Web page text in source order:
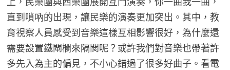
直到嗩吶的出現，讓民樂的演奏更加突出。其中，教
育視察人員感受到音樂這樣互相影響很好，為什麼還
需要設置鐵閘欄來隔閡呢？或許我們對音樂也帶著許
多先入為主的偏見，不小心錯過了很多好曲子。看電